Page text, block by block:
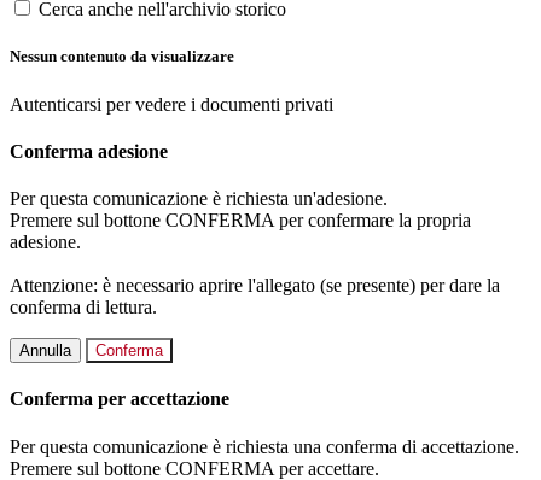
Cerca anche nell'archivio storico
Nessun contenuto da visualizzare
Autenticarsi per vedere i documenti privati
Conferma adesione
Per questa comunicazione è richiesta un'adesione.
Premere sul bottone CONFERMA per confermare la propria
adesione.
Attenzione: è necessario aprire l'allegato (se presente) per dare la
conferma di lettura.
Annulla Conferma
Conferma per accettazione
Per questa comunicazione è richiesta una conferma di accettazione.
Premere sul bottone CONFERMA per accettare.